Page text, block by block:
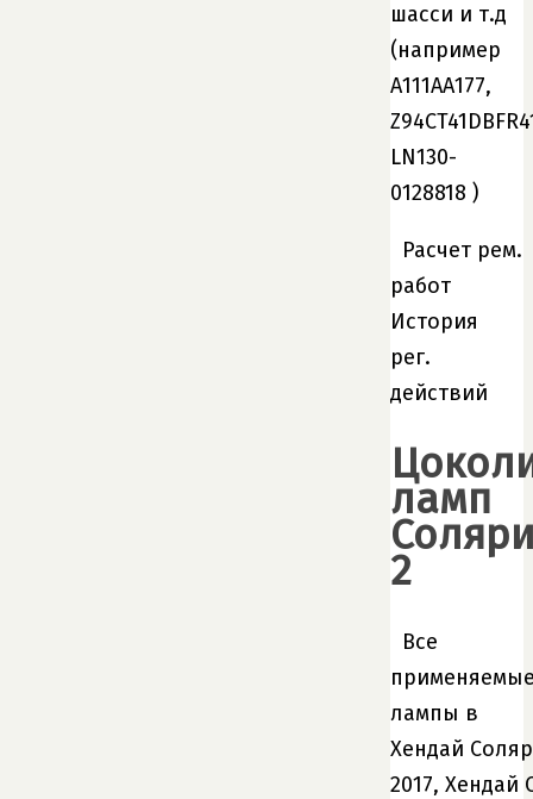
шасси и т.д
(например
А111АА177,
LN130-
0128818 )
Расчет рем.
работ
История
рег.
действий
ламп
2
Все
лампы в
Хендай
2017, Хендай